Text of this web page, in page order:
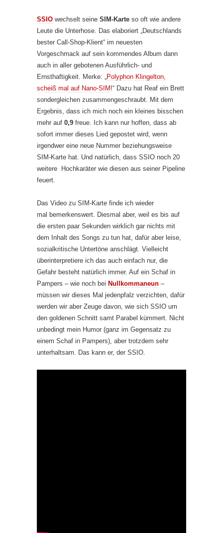
SSIO wechselt seine SIM-Karte so oft wie andere
Leute die Unterhose. Das elaboriert „Deutschlands
bester Call-Shop-Klient“ im neuesten
Vorgeschmack auf sein kommendes Album dann
auch in aller gebotenen Ausführlich- und
Ernsthaftigkeit. Merke: „ Polyphon Klingelton,
scheiß mal auf Nano-SIM!“ Dazu hat Reaf ein Brett
sondergleichen zusammengeschraubt. Mit dem
Ergebnis, dass ich mich noch ein kleines bisschen
mehr auf 0,9 freue. Ich kann nur hoffen, dass ab
sofort immer dieses Lied gepostet wird, wenn
irgendwer eine neue Nummer beziehungsweise
SIM-Karte hat. Und natürlich, dass SSIO noch 20
weitere Hochkaräter wie diesen aus seiner Pipeline
feuert.
Das Video zu SIM-Karte finde ich wieder
mal bemerkenswert. Diesmal aber, weil es bis auf
die ersten paar Sekunden wirklich gar nichts mit
dem Inhalt des Songs zu tun hat, dafür aber leise,
sozialkritische Untertöne anschlägt. Vielleicht
überinterpretiere ich das auch einfach nur, die
Gefahr besteht natürlich immer. Auf ein Schaf in
Pampers – wie noch bei Nullkommaneun –
müssen wir dieses Mal jedenpfalz verzichten, dafür
werden wir aber Zeuge davon, wie sich SSIO um
den goldenen Schnitt samt Parabel kümmert. Nicht
unbedingt mein Humor (ganz im Gegensatz zu
einem Schaf in Pampers), aber trotzdem sehr
unterhaltsam. Das kann er, der SSIO.